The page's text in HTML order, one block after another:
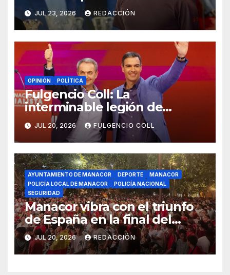
renovado Rafa Nadal
Museum
JUL 23, 2026 REDACCIÓN
OPINIÓN POLÍTICA
Fulgencio Coll: La
interminable legión de
traidores
JUL 20, 2026 FULGENCIO COLL
AYUNTAMIENTO DE MANACOR DEPORTE
MANACOR
POLICÍA LOCAL DE MANACOR
POLICÍA NACIONAL
SEGURIDAD
Manacor vibra con el triunfo
de España en la final del
Mundial de Fútbol
JUL 20, 2026 REDACCIÓN